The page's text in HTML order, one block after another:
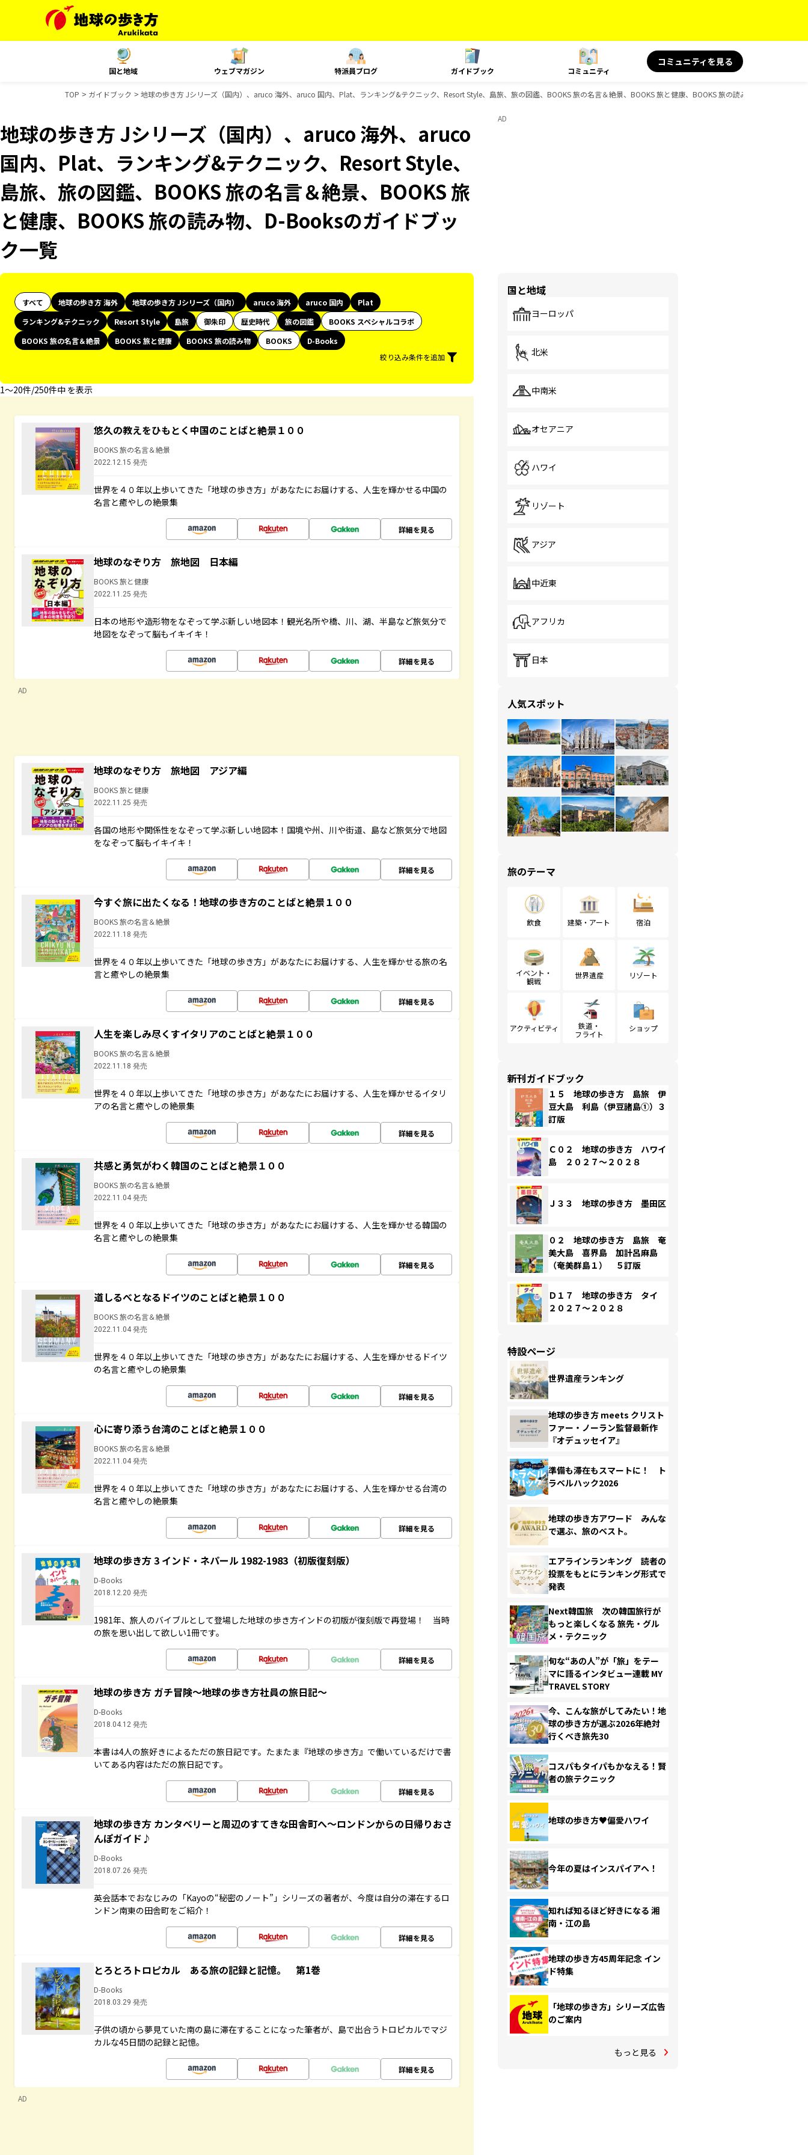
国と地域 ウェブマガジン 特派員ブログ ガイドブック コミュニティ
コミュニティを見る
TOP ガイドブック 地球の歩き方 Jシリーズ（国内）、aruco 海外、aruco 国内、Plat、ランキング&テクニック、Resort Style、島旅、旅の図鑑、BOOKS 旅の名言＆絶景、BOOKS 旅と健康、BOOKS 旅の読み物、D-Booksのガ
地球の歩き方 Jシリーズ（国内）、aruco 海外、aruco
国内、Plat、ランキング&テクニック、Resort Style、
島旅、旅の図鑑、BOOKS 旅の名言＆絶景、BOOKS 旅
と健康、BOOKS 旅の読み物、D-Booksのガイドブッ
ク一覧
すべて 地球の歩き方 海外 地球の歩き方 Jシリーズ（国内） aruco 海外 aruco 国内
Plat
ランキング&テクニック
Resort Style 島旅 御朱印 歴史時代 旅の図鑑
BOOKS スペシャルコラボ
BOOKS 旅の名言＆絶景
BOOKS 旅と健康 BOOKS 旅の読み物 BOOKS
D-Books
絞り込み条件を追加
1〜20件/250件中 を表示
悠久の教えをひもとく中国のことばと絶景１００
BOOKS 旅の名言＆絶景
2022.12.15 発売
世界を４０年以上歩いてきた「地球の歩き方」があなたにお届けする、人生を輝かせる中国の
名言と癒やしの絶景集
詳細を見る
地球のなぞり方 旅地図 日本編
BOOKS 旅と健康
2022.11.25 発売
日本の地形や造形物をなぞって学ぶ新しい地図本！観光名所や橋、川、湖、半島など旅気分で
地図をなぞって脳もイキイキ！
詳細を見る
AD
地球のなぞり方 旅地図 アジア編
BOOKS 旅と健康
2022.11.25 発売
各国の地形や関係性をなぞって学ぶ新しい地図本！国境や州、川や街道、島など旅気分で地図
をなぞって脳もイキイキ！
詳細を見る
今すぐ旅に出たくなる！地球の歩き方のことばと絶景１００
BOOKS 旅の名言＆絶景
2022.11.18 発売
世界を４０年以上歩いてきた「地球の歩き方」があなたにお届けする、人生を輝かせる旅の名
言と癒やしの絶景集
詳細を見る
人生を楽しみ尽くすイタリアのことばと絶景１００
BOOKS 旅の名言＆絶景
2022.11.18 発売
世界を４０年以上歩いてきた「地球の歩き方」があなたにお届けする、人生を輝かせるイタリ
アの名言と癒やしの絶景集
詳細を見る
共感と勇気がわく韓国のことばと絶景１００
BOOKS 旅の名言＆絶景
2022.11.04 発売
世界を４０年以上歩いてきた「地球の歩き方」があなたにお届けする、人生を輝かせる韓国の
名言と癒やしの絶景集
詳細を見る
道しるべとなるドイツのことばと絶景１００
BOOKS 旅の名言＆絶景
2022.11.04 発売
世界を４０年以上歩いてきた「地球の歩き方」があなたにお届けする、人生を輝かせるドイツ
の名言と癒やしの絶景集
詳細を見る
心に寄り添う台湾のことばと絶景１００
BOOKS 旅の名言＆絶景
2022.11.04 発売
世界を４０年以上歩いてきた「地球の歩き方」があなたにお届けする、人生を輝かせる台湾の
名言と癒やしの絶景集
詳細を見る
地球の歩き方 3 インド・ネパール 1982-1983（初版復刻版）
D-Books
2018.12.20 発売
1981年、旅人のバイブルとして登場した地球の歩き方インドの初版が復刻版で再登場！ 当時
の旅を思い出して欲しい1冊です。
詳細を見る
地球の歩き方 ガチ冒険～地球の歩き方社員の旅日記～
D-Books
2018.04.12 発売
本書は4人の旅好きによるただの旅日記です。たまたま『地球の歩き方』で働いているだけで書
いてある内容はただの旅日記です。
詳細を見る
地球の歩き方 カンタベリーと周辺のすてきな田舎町へ～ロンドンからの日帰りおさ
んぽガイド♪
D-Books
2018.07.26 発売
英会話本でおなじみの「Kayoの“秘密のノート”」シリーズの著者が、今度は自分の滞在するロ
ンドン南東の田舎町をご紹介！
詳細を見る
とろとろトロピカル ある旅の記録と記憶。 第1巻
D-Books
2018.03.29 発売
子供の頃から夢見ていた南の島に滞在することになった筆者が、島で出合うトロピカルでマジ
カルな45日間の記録と記憶。
詳細を見る
AD
AD
国と地域
ヨーロッパ
北米
中南米
オセアニア
ハワイ
リゾート
アジア
中近東
アフリカ
日本
人気スポット
旅のテーマ
飲食 建築・アート 宿泊
イベント・
観戦
世界遺産 リゾート
アクティビティ
鉄道・
フライト
ショップ
新刊ガイドブック
１５ 地球の歩き方 島旅 伊
豆大島 利島（伊豆諸島①）３
訂版
Ｃ０２ 地球の歩き方 ハワイ
島 ２０２７～２０２８
Ｊ３３ 地球の歩き方 墨田区
０２ 地球の歩き方 島旅 奄
美大島 喜界島 加計呂麻島
（奄美群島１） ５訂版
Ｄ１７ 地球の歩き方 タイ
２０２７～２０２８
特設ページ
世界遺産ランキング
地球の歩き方 meets クリスト
ファー・ノーラン監督最新作
『オデュッセイア』
準備も滞在もスマートに！ ト
ラベルハック2026
地球の歩き方アワード みんな
で選ぶ、旅のベスト。
エアラインランキング 読者の
投票をもとにランキング形式で
発表
Next韓国旅 次の韓国旅行が
もっと楽しくなる 旅先・グル
メ・テクニック
旬な“あの人”が「旅」をテー
マに語るインタビュー連載 MY
TRAVEL STORY
今、こんな旅がしてみたい！地
球の歩き方が選ぶ2026年絶対
行くべき旅先30
コスパもタイパもかなえる！賢
者の旅テクニック
地球の歩き方♥偏愛ハワイ
今年の夏はインスパイアへ！
知れば知るほど好きになる 湘
南・江の島
地球の歩き方45周年記念 イン
ド特集
「地球の歩き方」シリーズ広告
のご案内
もっと見る